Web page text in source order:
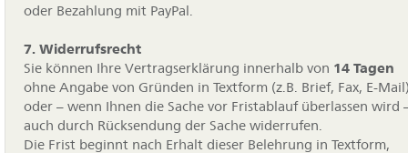
oder Bezahlung mit PayPal.
7. Widerrufsrecht
Sie können Ihre Vertragserklärung innerhalb von 14 Tagen
ohne Angabe von Gründen in Textform (z.B. Brief, Fax, E-
oder – wenn Ihnen die Sache vor Fristablauf überlassen wird
auch durch Rücksendung der Sache widerrufen.
Die Frist beginnt nach Erhalt dieser Belehrung in Textform,